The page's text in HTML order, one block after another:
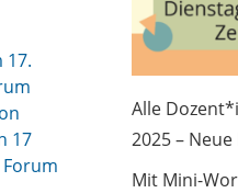
17.
17
Alle
2025 –
Mit Mini-